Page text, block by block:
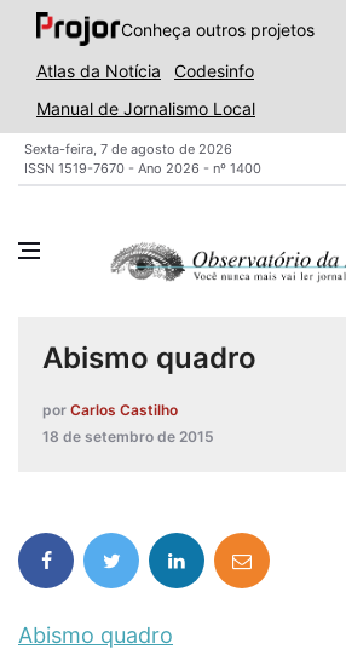
Conheça outros projetos
Atlas da Notícia
Codesinfo
Manual de Jornalismo Local
Sexta-feira, 7 de agosto de 2026
ISSN 1519-7670 - Ano 2026 - nº 1400
Abismo quadro
por Carlos Castilho
18 de setembro de 2015
Abismo quadro